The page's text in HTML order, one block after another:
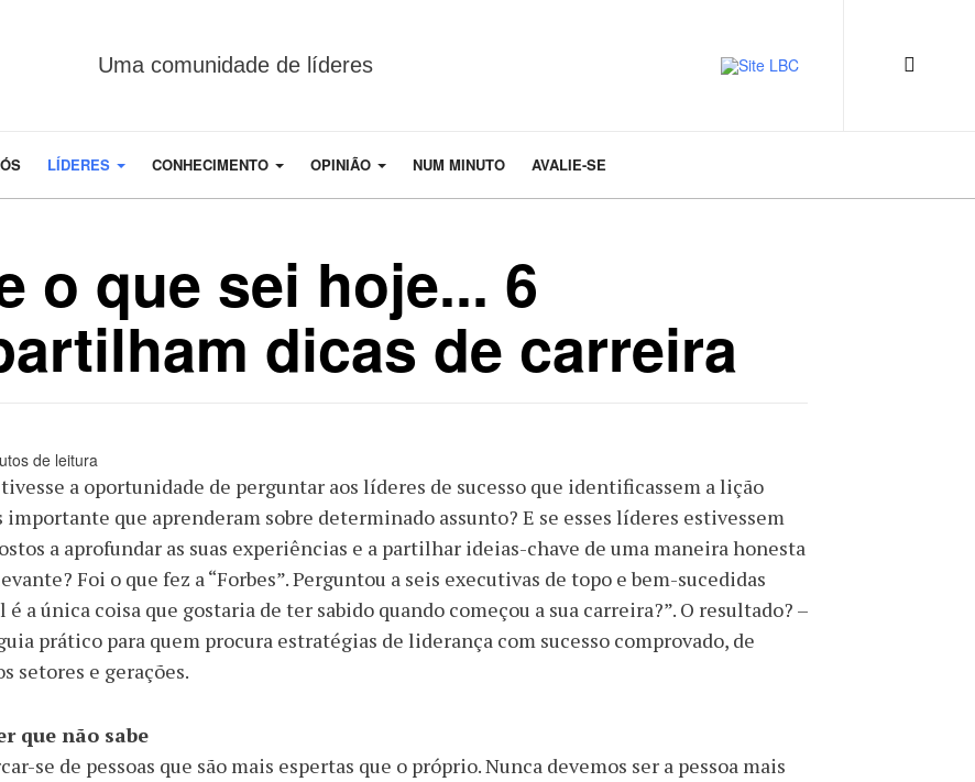
Uma comunidade de líderes
LÍDERES CONHECIMENTO OPINIÃO NUM MINUTO AVALIE-SE
o que sei hoje... 6
dicas de carreira
de leitura
tivesse a oportunidade de perguntar aos líderes de sucesso que identificassem a lição
importante que aprenderam sobre determinado assunto? E se esses líderes estivessem
a aprofundar as suas experiências e a partilhar ideias-chave de uma maneira honesta
Foi o que fez a “Forbes”. Perguntou a seis executivas de topo e bem-sucedidas
é a única coisa que gostaria de ter sabido quando começou a sua carreira?”. O resultado? –
prático para quem procura estratégias de liderança com sucesso comprovado, de
setores e gerações.
que não sabe
se de pessoas que são mais espertas que o próprio. Nunca devemos ser a pessoa mais